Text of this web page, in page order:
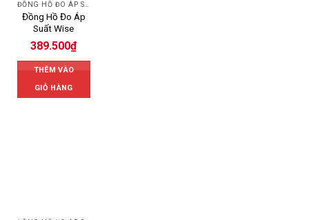
ĐỒNG HỒ ĐO ÁP SUẤT
Đồng Hồ Đo Áp
Suất Wise
389.500₫
THÊM VÀO
GIỎ HÀNG